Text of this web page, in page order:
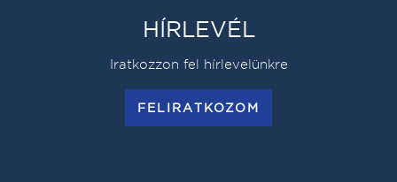
HÍRLEVÉL
Iratkozzon fel hírlevelünkre
FELIRATKOZOM